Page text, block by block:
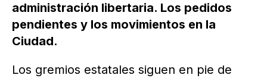
administración libertaria. Los pedidos
pendientes y los movimientos en la
Ciudad.
Los gremios estatales siguen en pie de